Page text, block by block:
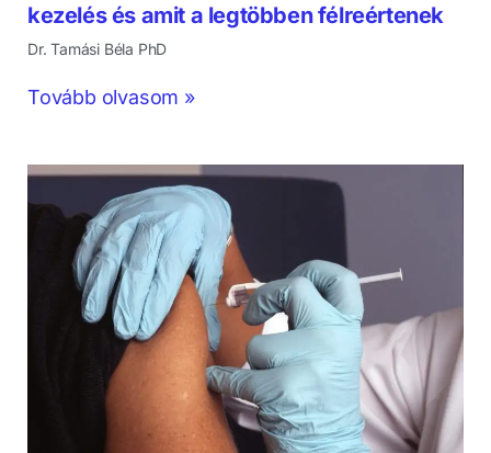
kezelés és amit a legtöbben félreértenek
Dr. Tamási Béla PhD
Tovább olvasom »